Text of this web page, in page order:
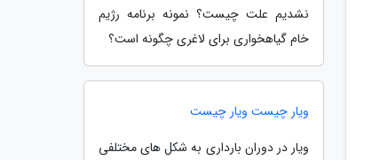
نشدیم علت چیست؟ نمونه برنامه رژیم
خام گیاهخواری برای لاغری چگونه است؟
ویار چیست ویار چیست
ویار در دوران بارداری به شکل های مختلفی